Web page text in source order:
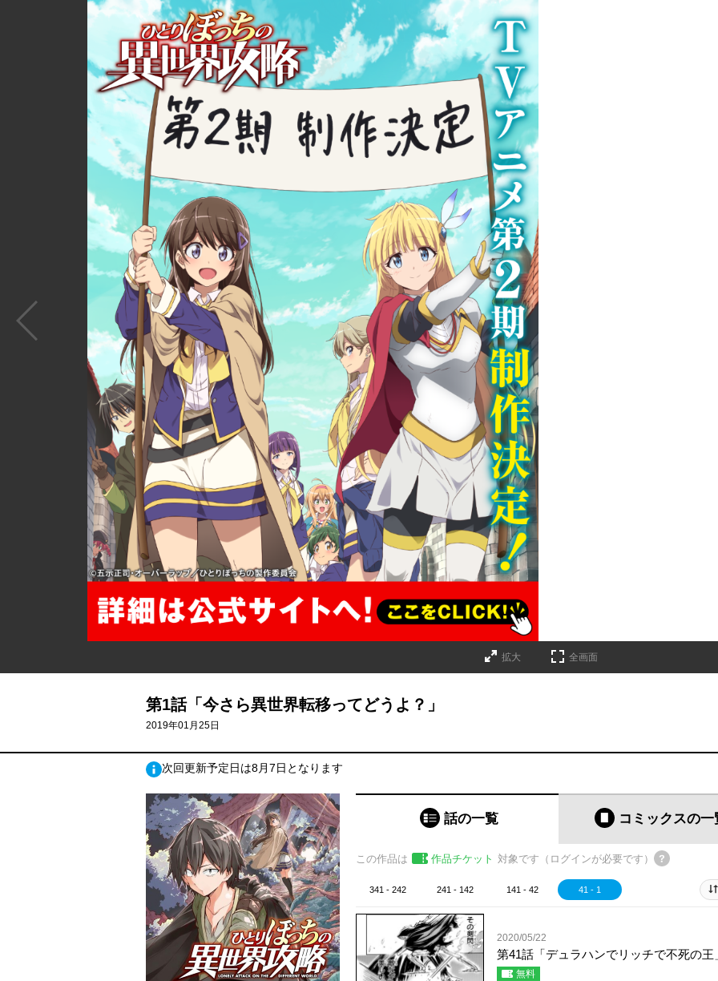
詳細ページへのリンク
拡大 全画面
第1話「今さら異世界転移ってどうよ？」
2019年01月25日
次回更新予定日は8月7日となります
話の一覧 コミックスの一
この作品は 作品チケット 対象です（ログインが必要です）
341 - 242 241 - 142 141 - 42 41 - 1
2020/05/22
第41話「デュラハンでリッチで不死の王
無料